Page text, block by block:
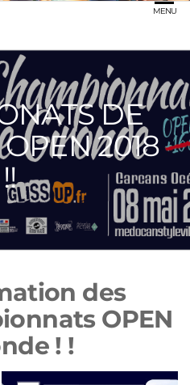
MENU
DE
2018
!!
des
OPEN
! !